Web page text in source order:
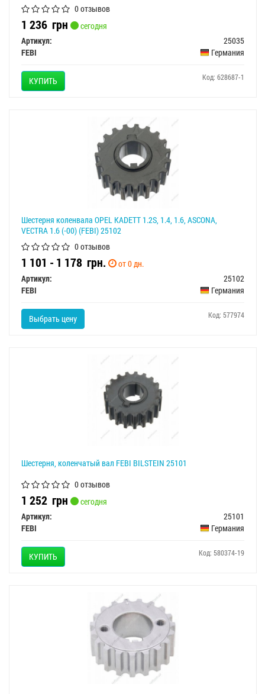
0 отзывов
1 236 грн
сегодня
Артикул:
25035
FEBI
Германия
КУПИТЬ Код: 628687-1
Шестерня коленвала OPEL KADETT 1.2S, 1.4, 1.6, ASCONA,
VECTRA 1.6 (-00) (FEBI) 25102
0 отзывов
1 101 - 1 178 грн.
от 0 дн.
Артикул:
25102
FEBI
Германия
Выбрать цену Код: 577974
Шестерня, коленчатый вал FEBI BILSTEIN 25101
0 отзывов
1 252 грн
сегодня
Артикул:
25101
FEBI
Германия
КУПИТЬ Код: 580374-19